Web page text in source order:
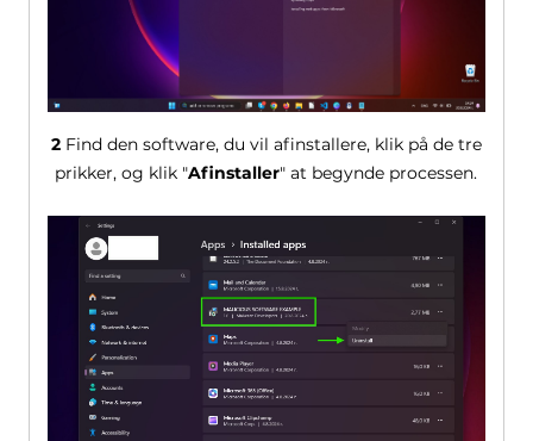
2Find den software, du vil afinstallere, klik på de tre
prikker, og klik "Afinstaller" at begynde processen.